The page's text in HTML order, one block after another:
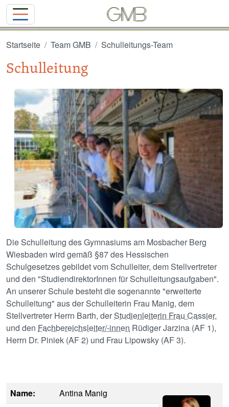
Startseite Team GMB Schulleitungs-Team
Schulleitung
Image
Die Schulleitung des Gymnasiums am Mosbacher Berg
Wiesbaden wird gemäß §87 des Hessischen
Schulgesetzes gebildet vom Schulleiter, dem Stellvertreter
und den "StudiendirektorInnen für Schulleitungsaufgaben".
An unserer Schule besteht die sogenannte "erweiterte
Schulleitung" aus der Schulleiterin Frau Manig, dem
Stellvertreter Herrn Barth, derStudienleiterin Frau Cassier,
und den Fachbereichsleiter/-innen Rüdiger Jarzina (AF 1),
Herrn Dr. Piniek (AF 2) und Frau Lipowsky (AF 3).
Name: Antina Manig
Image